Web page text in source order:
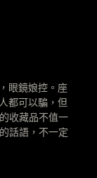
眼鏡娘控。座
都可以騙，但
收藏品不值一
話語，不一定